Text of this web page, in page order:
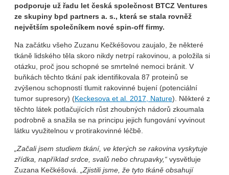
podporuje už řadu let česká společnost BTCZ Ventures
ze skupiny bpd partners a. s., která se stala rovněž
největším společníkem nové spin-off firmy.
Na začátku všeho Zuzanu Kečkéšovou zaujalo, že některé
tkáně lidského těla skoro nikdy netrpí rakovinou, a položila si
otázku, proč jsou schopné se smrtelné nemoci bránit. V
buňkách těchto tkání pak identifikovala 87 proteinů se
zvýšenou schopností tlumit rakovinné bujení (potenciální
tumor supresory) (Keckesova et al. 2017, Nature). Některé z
těchto látek potlačujících růst zhoubných nádorů zkoumala
podrobně a snažila se na principu jejich fungování vyvinout
látku využitelnou v protirakovinné léčbě.
„Začali jsem studiem tkání, ve kterých se rakovina vyskytuje
zřídka, například srdce, svalů nebo chrupavky,“ vysvětluje
Zuzana Kečkéšová. „Zjistili jsme, že tyto tkáně obsahují